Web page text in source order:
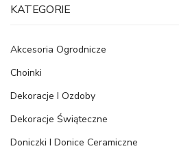
KATEGORIE
Akcesoria Ogrodnicze
Choinki
Dekoracje I Ozdoby
Dekoracje Świąteczne
Doniczki I Donice Ceramiczne